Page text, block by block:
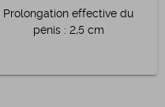
Prolongation effective du
pénis: 2,5 cm